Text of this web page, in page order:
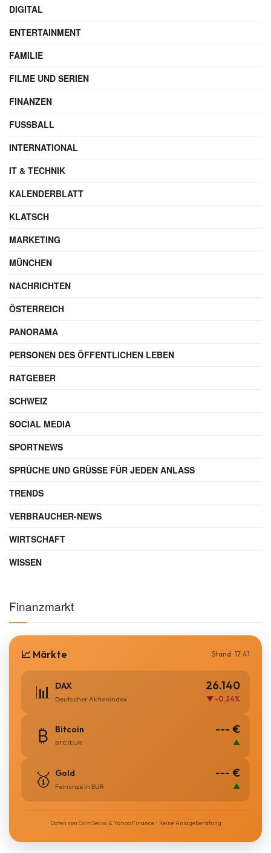
DIGITAL
ENTERTAINMENT
FAMILIE
FILME UND SERIEN
FINANZEN
FUSSBALL
INTERNATIONAL
IT & TECHNIK
KALENDERBLATT
KLATSCH
MARKETING
MÜNCHEN
NACHRICHTEN
ÖSTERREICH
PANORAMA
PERSONEN DES ÖFFENTLICHEN LEBEN
RATGEBER
SCHWEIZ
SOCIAL MEDIA
SPORTNEWS
SPRÜCHE UND GRÜSSE FÜR JEDEN ANLASS
TRENDS
VERBRAUCHER-NEWS
WIRTSCHAFT
WISSEN
Finanzmarkt
📈 Märkte Stand: 17:41
📊 DAX
Deutscher Aktienindex
26.140
▼ -0.24%
₿ Bitcoin
BTC/EUR
--- €
▲
🥇 Gold
Feinunze in EUR
--- €
▲
Daten von CoinGecko & Yahoo Finance • Keine Anlageberatung